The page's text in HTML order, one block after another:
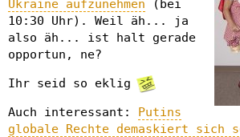
Ukraine aufzunehmen (bei
10:30 Uhr). Weil äh... ja
also äh... ist halt gerade
opportun, ne?
Ihr seid so eklig
Auch interessant: Putins
globale Rechte demaskiert sich